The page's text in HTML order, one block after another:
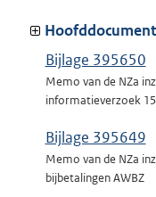
Bijlage 395650
Memo van de NZa
informatieverzoek
Bijlage 395649
Memo van de NZa
bijbetalingen AWBZ